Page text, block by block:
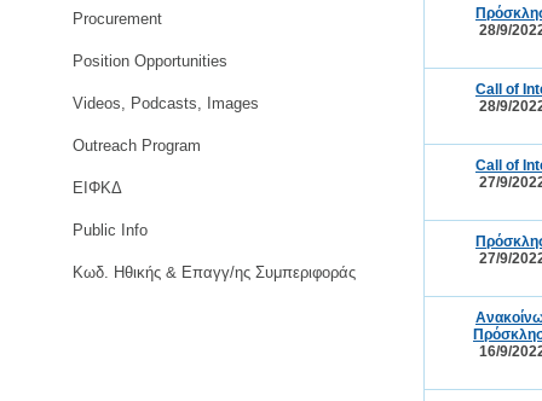
Procurement
Position Opportunities
Videos, Podcasts, Images
Outreach Program
ΕΙΦΚΔ
Public Info
Κωδ. Ηθικής & Επαγγ/ης Συμπεριφοράς
28/9/
Call of
28/9/
Call of
27/9/
27/9/
16/9/